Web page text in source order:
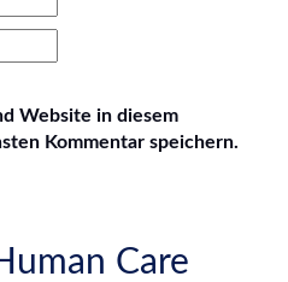
Website in diesem
Kommentar speichern.
Care